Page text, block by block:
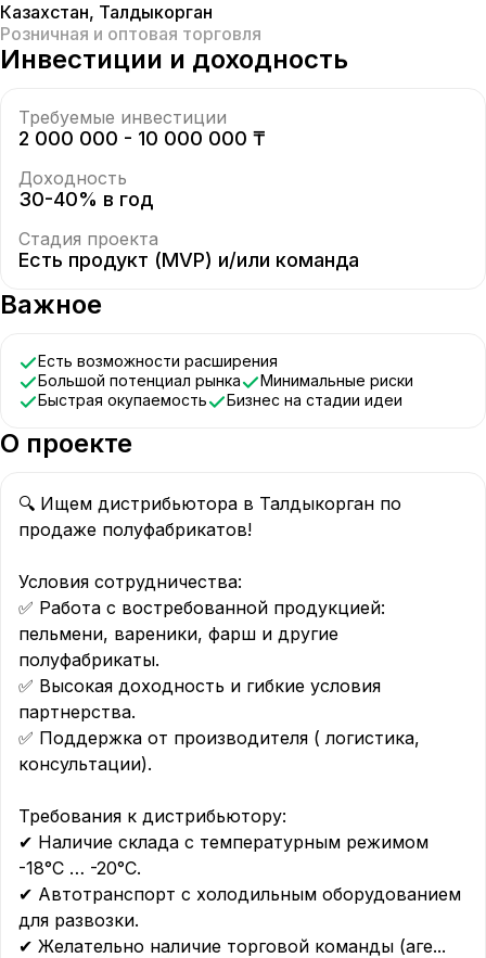
Казахстан, Талдыкорган
Розничная и оптовая торговля
Инвестиции и доходность
Требуемые инвестиции
2 000 000 - 10 000 000 ₸
Доходность
30-40% в год
Стадия проекта
Есть продукт (MVP) и/или команда
Важное
Есть возможности расширения
Большой потенциал рынка
Минимальные риски
Быстрая окупаемость
Бизнес на стадии идеи
О проекте
🔍 Ищем дистрибьютора в Талдыкорган по
продаже полуфабрикатов!
Условия сотрудничества:
✅ Работа с востребованной продукцией:
пельмени, вареники, фарш и другие
полуфабрикаты.
✅ Высокая доходность и гибкие условия
партнерства.
✅ Поддержка от производителя ( логистика,
консультации).
Требования к дистрибьютору:
✔ Наличие склада с температурным режимом
-18°C … -20°C.
✔ Автотранспорт с холодильным оборудованием
для развозки.
✔ Желательно наличие торговой команды (аге...